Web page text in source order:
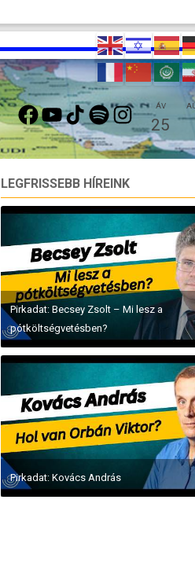
FACEBOOKYOUTUBETIKTOKSPOTIFYINSTAGRAMÁV
25
LEGFRISSEBB HÍREINK
Pirkadat: Becsey Zsolt – Mi lesz a
pótköltségvetésben?
Pirkadat: Kovács András